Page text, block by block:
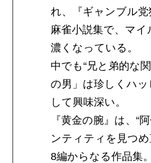
れ、『ギャンブル
麻雀小説集で、マ
濃くなっている。
中でも“兄と弟的な
の男」は珍しくハ
して興味深い。
『黄金の腕』は、“
ンティティを見つ
8編からなる作品集。